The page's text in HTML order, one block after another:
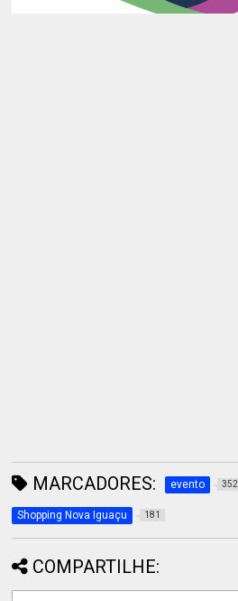
MARCADORES: evento 352
Shopping Nova Iguaçu 181
COMPARTILHE: